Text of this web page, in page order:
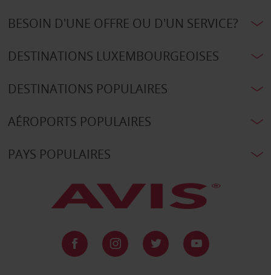
BESOIN D'UNE OFFRE OU D'UN SERVICE?
DESTINATIONS LUXEMBOURGEOISES
DESTINATIONS POPULAIRES
AÉROPORTS POPULAIRES
PAYS POPULAIRES